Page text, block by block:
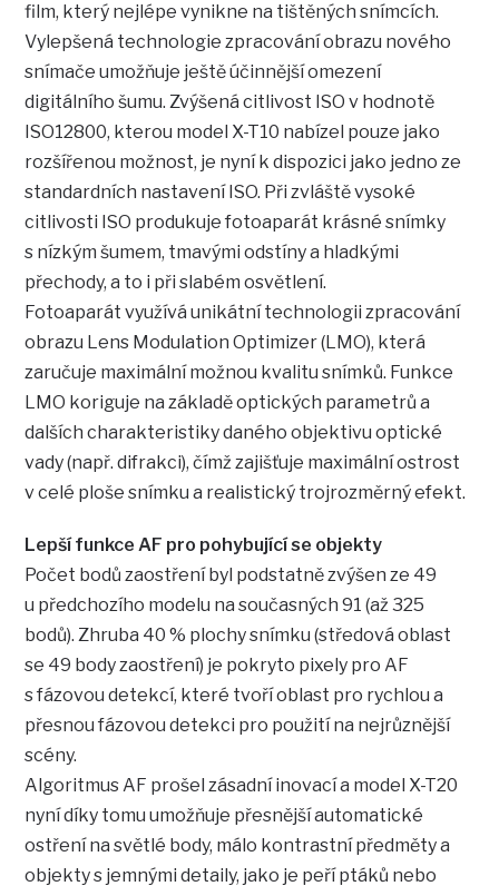
film, který nejlépe vynikne na tištěných snímcích.
Vylepšená technologie zpracování obrazu nového
snímače umožňuje ještě účinnější omezení
digitálního šumu. Zvýšená citlivost ISO v hodnotě
ISO12800, kterou model X-T10 nabízel pouze jako
rozšířenou možnost, je nyní k dispozici jako jedno ze
standardních nastavení ISO. Při zvláště vysoké
citlivosti ISO produkuje fotoaparát krásné snímky
s nízkým šumem, tmavými odstíny a hladkými
přechody, a to i při slabém osvětlení.
Fotoaparát využívá unikátní technologii zpracování
obrazu Lens Modulation Optimizer (LMO), která
zaručuje maximální možnou kvalitu snímků. Funkce
LMO koriguje na základě optických parametrů a
dalších charakteristiky daného objektivu optické
vady (např. difrakci), čímž zajišťuje maximální ostrost
v celé ploše snímku a realistický trojrozměrný efekt.
Lepší funkce AF pro pohybující se objekty
Počet bodů zaostření byl podstatně zvýšen ze 49
u předchozího modelu na současných 91 (až 325
bodů). Zhruba 40 % plochy snímku (středová oblast
se 49 body zaostření) je pokryto pixely pro AF
s fázovou detekcí, které tvoří oblast pro rychlou a
přesnou fázovou detekci pro použití na nejrůznější
scény.
Algoritmus AF prošel zásadní inovací a model X-T20
nyní díky tomu umožňuje přesnější automatické
ostření na světlé body, málo kontrastní předměty a
objekty s jemnými detaily, jako je peří ptáků nebo